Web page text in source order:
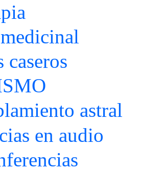
caseros
astral
en audio